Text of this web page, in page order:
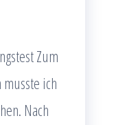
Zum
ich
Nach